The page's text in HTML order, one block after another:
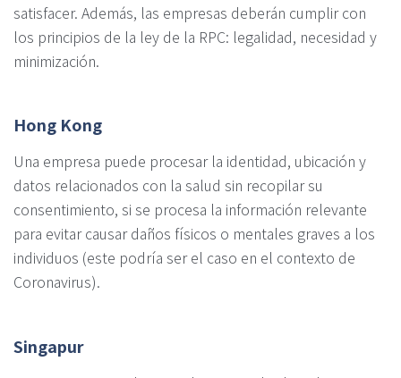
satisfacer. Además, las empresas deberán cumplir con
los principios de la ley de la RPC: legalidad, necesidad y
minimización.
Hong Kong
Una empresa puede procesar la identidad, ubicación y
datos relacionados con la salud sin recopilar su
consentimiento, si se procesa la información relevante
para evitar causar daños físicos o mentales graves a los
individuos (este podría ser el caso en el contexto de
Coronavirus).
Singapur